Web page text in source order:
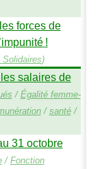
forces de
!
Solidaires)
salaires de
/ Égalité femme-
/ santé/
31 octobre
/ Fonction